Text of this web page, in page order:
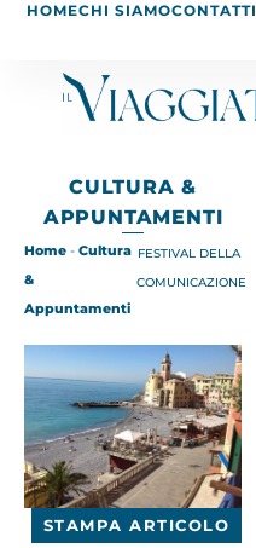
HOMECHI SIAMOCONTATTI
CULTURA &
APPUNTAMENTI
Home - Cultura
&
Appuntamenti
FESTIVAL DELLA
COMUNICAZIONE
STAMPA ARTICOLO